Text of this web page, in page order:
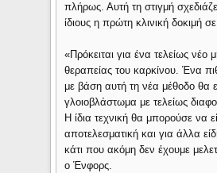
πλήρως. Αυτή τη στιγμή
ίδιους η πρώτη κλινική δοκιμή
«Πρόκειται για ένα τελείως νέο
θεραπείας του καρκίνου. Ένα
με βάση αυτή τη νέα μέθοδο θα
γλοιοβλάστωμα με τελείως
Η ίδια τεχνική θα μπορούσε να
αποτελεσματική και για άλλα
κάτι που ακόμη δεν έχουμε
ο Ένφορς.